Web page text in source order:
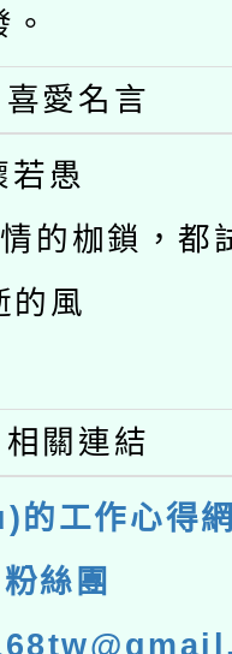
喜愛名言
若愚
的枷鎖，都
的風
相關連結
工作心得
絲團